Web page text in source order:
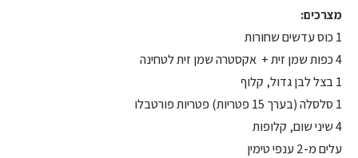
מצרכים:
1 כוס עדשים שחורות
4 כפות שמן זית + אקסטרה שמן זית לטחינה
1 בצל לבן גדול, קלוף
1 סלסלה (בערך 15 פטריות) פטריות פורטבלו
4 שיני שום, קלופות
עלים מ-2 ענפי טימין